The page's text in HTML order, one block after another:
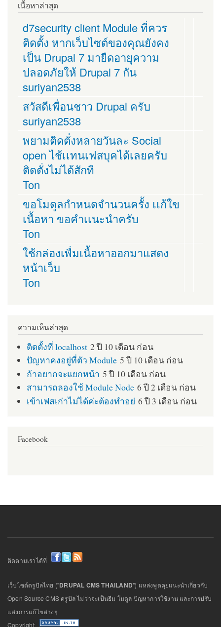
เนื้อหาล่าสุด
d7security client Module ที่ควร
ติดตั้ง หากเว็บไซต์ของคุณยังคง
เป็น Drupal 7 มายืดอายุความ
ปลอดภัยให้ Drupal 7 กัน
suriyan2538
สวัสดีเพื่อนชาว Drupal ครับ
suriyan2538
พยามติดตั่งหลายวันละ Social
open ไช้เเทนเฟสบุคได้เลยครับ
ติดตั่งไม่ได้สักที
Ton
ขอโมดูลกำหนดจำนวนครั้ง เเก้ใข
เนื้อหา ขอคำเเนะนำครับ
Ton
ใช้กล่องเพื่มเนื้อหาออกมาแสดง
หน้าเว็บ
Ton
ความเห็นล่าสุด
ติดตั้งที่ localhost 2 ปี 10 เดือน ก่อน
ปัญหาคงอยู่ที่ตัว Module 5 ปี 10 เดือน ก่อน
ถ้าอยากจะแยกหน้า 5 ปี 10 เดือน ก่อน
สามารถลองใช้ Module Node 6 ปี 2 เดือน ก่อน
เข้าเฟสเก่าไม่ได้ค่ะต้องทำอย่ 6 ปี 3 เดือน ก่อน
Facebook
ติดตามเราได้ที่
เว็บไซต์ดรูปัลไทย ("DRUPAL CMS THAILAND") แหล่งพูดคุยแนะนำเกี่ยวกับ
Open Source CMS ดรูปัล ไม่ว่าจะเป็นธีม โมดูล ปัญหาการใช้งาน และการปรับ
แต่งการแก้ไขต่างๆ
Copyright